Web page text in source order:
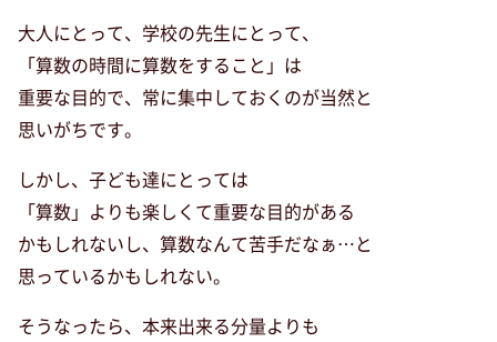
大人にとって、学校の先生にとって、
「算数の時間に算数をすること」は
重要な目的で、常に集中しておくのが当然と
思いがちです。
しかし、子ども達にとっては
「算数」よりも楽しくて重要な目的がある
かもしれないし、算数なんて苦手だなぁ…と
思っているかもしれない。
そうなったら、本来出来る分量よりも